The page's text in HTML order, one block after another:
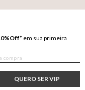
em sua primeira
QUERO SER VIP